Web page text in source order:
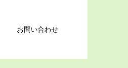
お問い合わせ